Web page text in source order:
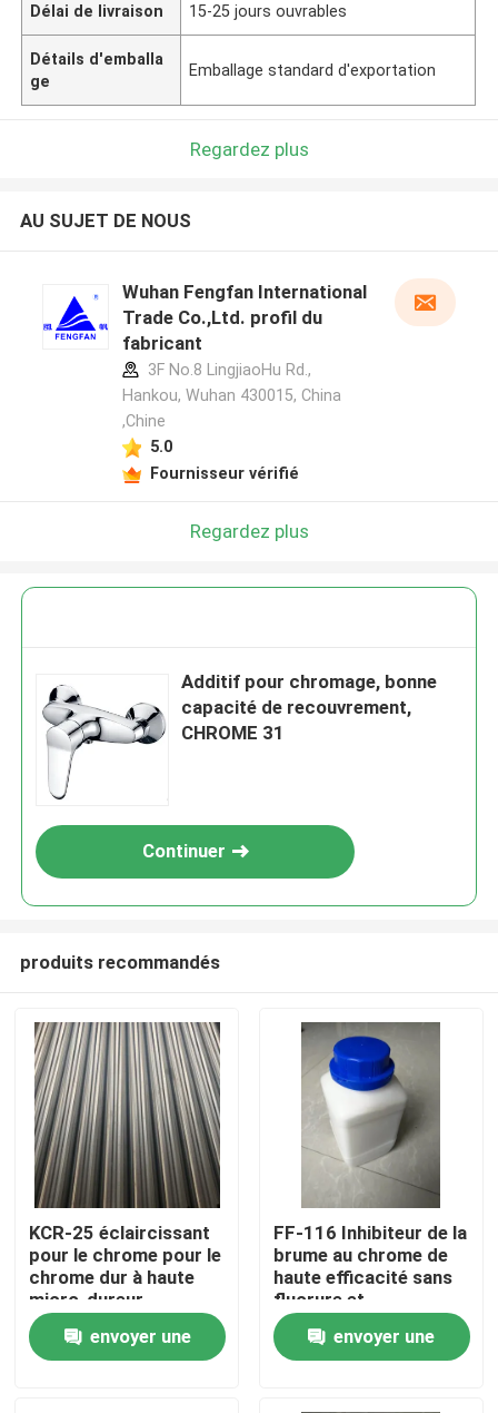
Accueil
Produits
Délai de livraison 15-25 jours ouvrables
Détails d'emballa
ge
Emballage standard d'exportation
Regardez plus
AU SUJET DE NOUS
Wuhan Fengfan International
Trade Co.,Ltd. profil du
fabricant
3F No.8 LingjiaoHu Rd.,
Hankou, Wuhan 430015, China
,Chine
5.0
Fournisseur vérifié
Regardez plus
Additif pour chromage, bonne
capacité de recouvrement,
CHROME 31
Continuer
produits recommandés
KCR-25 éclaircissant
pour le chrome pour le
chrome dur à haute
micro-dureur
envoyer une
FF-116 Inhibiteur de la
brume au chrome de
haute efficacité sans
fluorure et
respectueux de
l'environnement pour
le chrome
envoyer une